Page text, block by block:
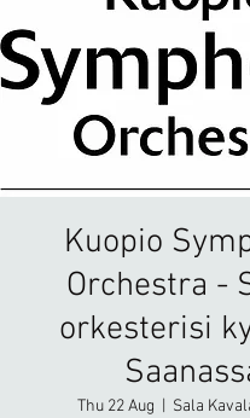
Kuopio
Orchestra -
orkesterisi
Thu 22 Aug Sala